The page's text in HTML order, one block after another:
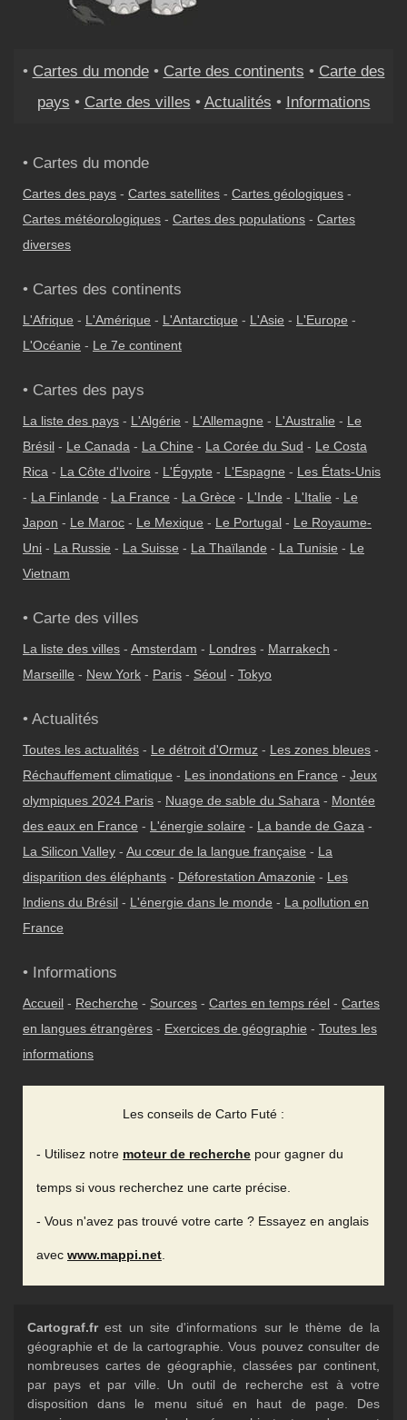
• Cartes du monde• Carte des continents • Carte des
pays • Carte des villes • Actualités • Informations
• Cartes du monde
Cartes des pays - Cartes satellites - Cartes géologiques -
Cartes météorologiques - Cartes des populations - Cartes
diverses
• Cartes des continents
L'Afrique - L'Amérique - L'Antarctique - L'Asie - L'Europe -
L'Océanie - Le 7e continent
• Cartes des pays
La liste des pays - L'Algérie - L'Allemagne - L'Australie - Le
Brésil - Le Canada - La Chine - La Corée du Sud - Le Costa
Rica - La Côte d'Ivoire - L'Égypte - L'Espagne - Les États-Unis
- La Finlande - La France - La Grèce - L'Inde - L'Italie - Le
Japon - Le Maroc - Le Mexique - Le Portugal - Le Royaume-
Uni - La Russie - La Suisse - La Thaïlande - La Tunisie - Le
Vietnam
• Carte des villes
La liste des villes - Amsterdam - Londres - Marrakech -
Marseille - New York - Paris - Séoul - Tokyo
• Actualités
Toutes les actualités - Le détroit d'Ormuz - Les zones bleues -
Réchauffement climatique - Les inondations en France - Jeux
olympiques 2024 Paris - Nuage de sable du Sahara - Montée
des eaux en France - L'énergie solaire - La bande de Gaza -
La Silicon Valley - Au cœur de la langue française - La
disparition des éléphants - Déforestation Amazonie - Les
Indiens du Brésil - L'énergie dans le monde - La pollution en
France
• Informations
Accueil - Recherche - Sources - Cartes en temps réel - Cartes
en langues étrangères - Exercices de géographie - Toutes les
informations
Les conseils de Carto Futé :
- Utilisez notre moteur de recherche pour gagner du
temps si vous recherchez une carte précise.
- Vous n'avez pas trouvé votre carte ? Essayez en anglais
avec www.mappi.net
Cartograf.frest un site d'informations sur le thème de la
géographie et de la cartographie. Vous pouvez consulter de
nombreuses cartes de géographie, classées par continent,
par pays et par ville. Un outil de recherche est à votre
disposition dans le menu situé en haut de page. Des